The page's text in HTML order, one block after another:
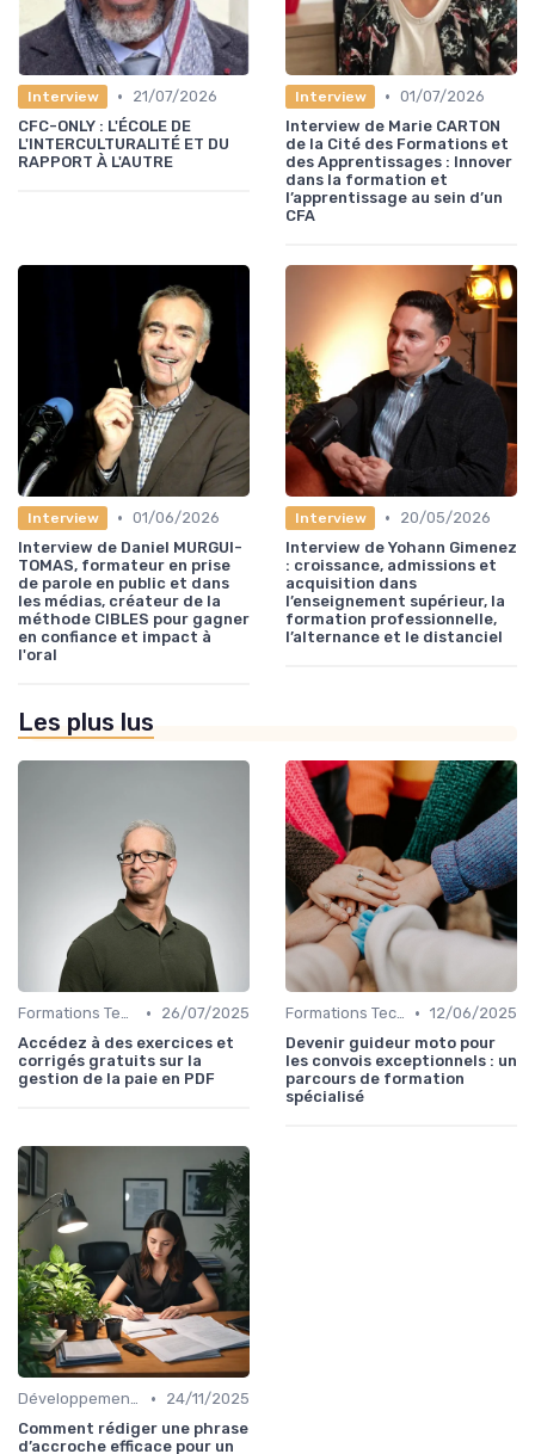
Interview •
21/07/2026
CFC-ONLY : L'ÉCOLE DE
L'INTERCULTURALITÉ ET DU
RAPPORT À L'AUTRE
Interview • 01/07/2026
Interview de Marie CARTON
de la Cité des Formations et
des Apprentissages : Innover
dans la formation et
l’apprentissage au sein d’un
CFA
Interview • 01/06/2026
Interview de Daniel MURGUI-
TOMAS, formateur en prise
de parole en public et dans
les médias, créateur de la
méthode CIBLES pour gagner
en confiance et impact à
l'oral
Interview •
20/05/2026
Interview de Yohann Gimenez
: croissance, admissions et
acquisition dans
l’enseignement supérieur, la
formation professionnelle,
l’alternance et le distanciel
Les plus lus
Formations Techniques et Spécialisées •
26/07/2025
Accédez à des exercices et
corrigés gratuits sur la
gestion de la paie en PDF
Formations Techniques et Spécialisées • 12/06/2025
Devenir guideur moto pour
les convois exceptionnels : un
parcours de formation
spécialisé
Développement Personnel et Soft Skills •
24/11/2025
Comment rédiger une phrase
d’accroche efficace pour un